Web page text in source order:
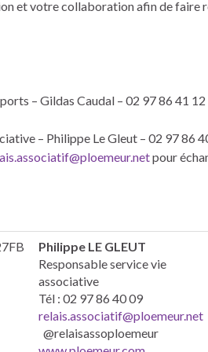
et votre collaboration afin de faire
– Gildas Caudal – 02 97 86 41 12
– Philippe Le Gleut – 02 97 86
pour
Philippe LE GLEUT
Responsable service vie
associative
Tél : 02 97 86 40 09
relais.associatif@ploemeur.net
@relaisassoploemeur